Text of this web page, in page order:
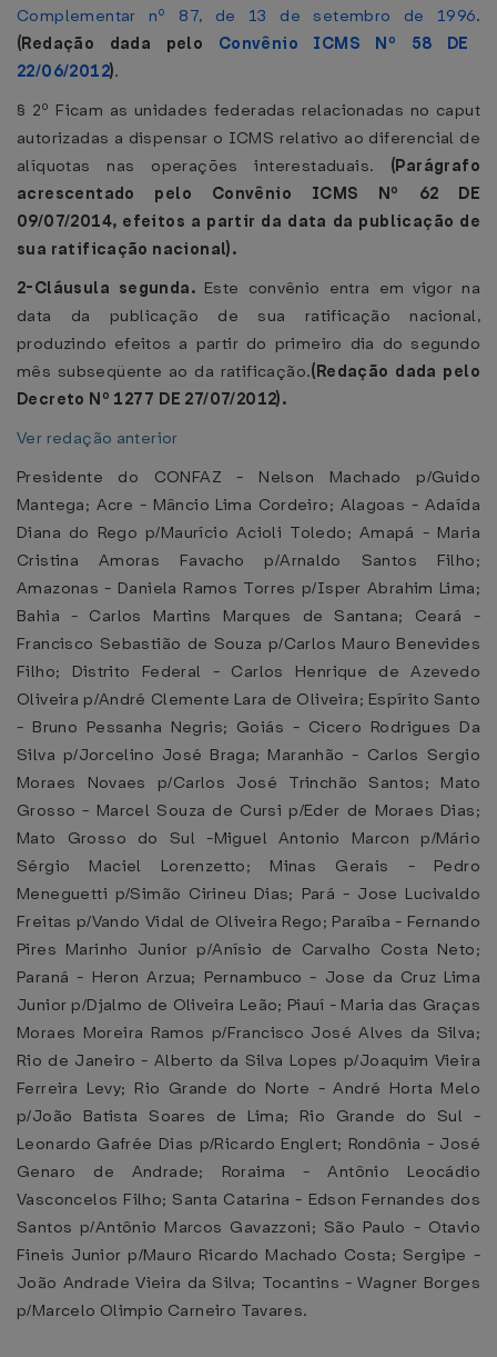
Complementar nº 87, de 13 de setembro de 1996.
(Redação dada pelo Convênio ICMS Nº 58 DE
22/06/2012).
§ 2º Ficam as unidades federadas relacionadas no caput
autorizadas a dispensar o ICMS relativo ao diferencial de
alíquotas nas operações interestaduais. (Parágrafo
acrescentado pelo Convênio ICMS Nº 62 DE
09/07/2014, efeitos a partir da data da publicação de
sua ratificação nacional).
2-Cláusula segunda. Este convênio entra em vigor na
data da publicação de sua ratificação nacional,
produzindo efeitos a partir do primeiro dia do segundo
mês subseqüente ao da ratificação.(Redação dada pelo
Decreto Nº 1277 DE 27/07/2012).
Ver redação anterior
Presidente do CONFAZ - Nelson Machado p/Guido
Mantega; Acre - Mâncio Lima Cordeiro; Alagoas - Adaída
Diana do Rego p/Maurício Acioli Toledo; Amapá - Maria
Cristina Amoras Favacho p/Arnaldo Santos Filho;
Amazonas - Daniela Ramos Torres p/Isper Abrahim Lima;
Bahia - Carlos Martins Marques de Santana; Ceará -
Francisco Sebastião de Souza p/Carlos Mauro Benevides
Filho; Distrito Federal - Carlos Henrique de Azevedo
Oliveira p/André Clemente Lara de Oliveira; Espírito Santo
- Bruno Pessanha Negris; Goiás - Cicero Rodrigues Da
Silva p/Jorcelino José Braga; Maranhão - Carlos Sergio
Moraes Novaes p/Carlos José Trinchão Santos; Mato
Grosso - Marcel Souza de Cursi p/Eder de Moraes Dias;
Mato Grosso do Sul -Miguel Antonio Marcon p/Mário
Sérgio Maciel Lorenzetto; Minas Gerais - Pedro
Meneguetti p/Simão Cirineu Dias; Pará - Jose Lucivaldo
Freitas p/Vando Vidal de Oliveira Rego; Paraíba - Fernando
Pires Marinho Junior p/Anísio de Carvalho Costa Neto;
Paraná - Heron Arzua; Pernambuco - Jose da Cruz Lima
Junior p/Djalmo de Oliveira Leão; Piauí - Maria das Graças
Moraes Moreira Ramos p/Francisco José Alves da Silva;
Rio de Janeiro - Alberto da Silva Lopes p/Joaquim Vieira
Ferreira Levy; Rio Grande do Norte - André Horta Melo
p/João Batista Soares de Lima; Rio Grande do Sul -
Leonardo Gafrée Dias p/Ricardo Englert; Rondônia - José
Genaro de Andrade; Roraima - Antônio Leocádio
Vasconcelos Filho; Santa Catarina - Edson Fernandes dos
Santos p/Antônio Marcos Gavazzoni; São Paulo - Otavio
Fineis Junior p/Mauro Ricardo Machado Costa; Sergipe -
João Andrade Vieira da Silva; Tocantins - Wagner Borges
p/Marcelo Olimpio Carneiro Tavares.